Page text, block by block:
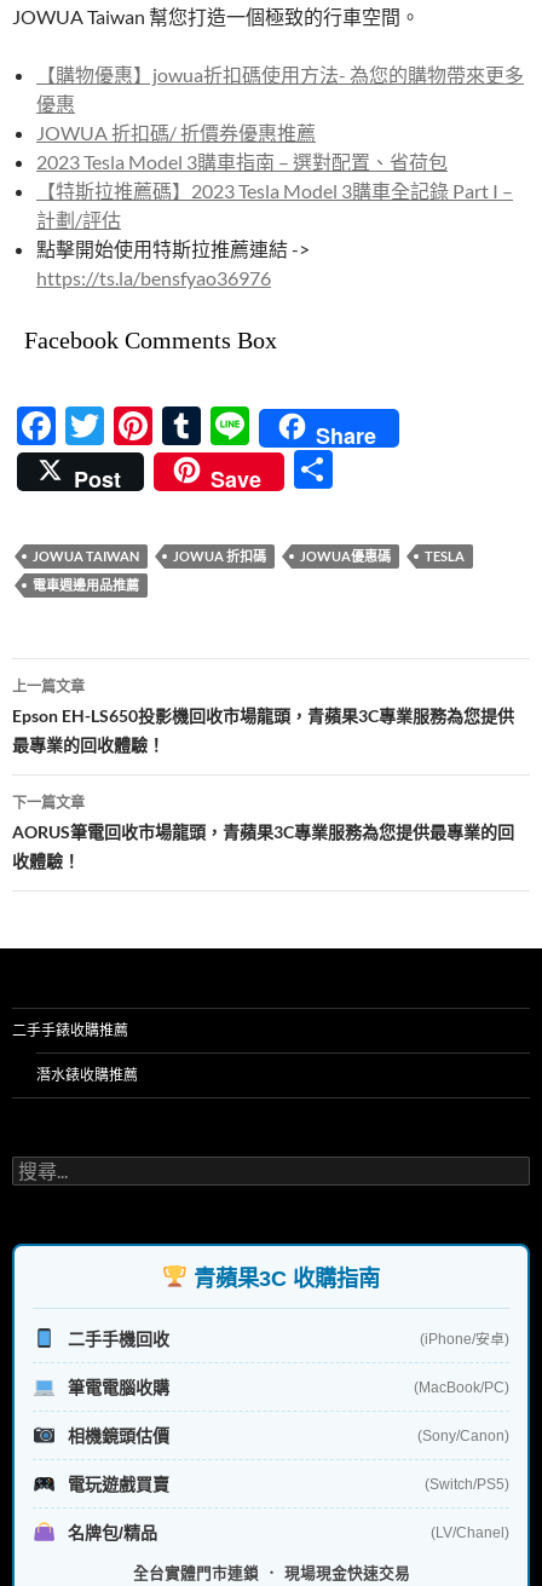
JOWUA Taiwan 幫您打造一個極致的行車空間。
【購物優惠】jowua折扣碼使用方法- 為您的購物帶來更多
優惠
JOWUA 折扣碼/ 折價券優惠推薦
2023 Tesla Model 3購車指南 – 選對配置、省荷包
【特斯拉推薦碼】2023 Tesla Model 3購車全記錄 Part I –
計劃/評估
點擊開始使用特斯拉推薦連結 ->
https://ts.la/bensfyao36976
Facebook Comments Box
F
ac
e
b
o
k
T
w
itt
er
Pi
nt
er
es
t
T
u
m
bl
r
Li
n
e
Share
Post
Save
JOWUA TAIWAN JOWUA 折扣碼 JOWUA優惠碼
TESLA
電車週邊用品推薦
文
章
導
覽
上一篇文章
Epson EH-LS650投影機回收市場龍頭，青蘋果3C專業服務為您提供
最專業的回收體驗！
下一篇文章
AORUS筆電回收市場龍頭，青蘋果3C專業服務為您提供最專業的回
收體驗！
二手手錶收購推薦
潛水錶收購推薦
搜
尋
字:
青蘋果3C 收購指南
二手手機回收 (iPhone/安卓)
筆電電腦收購 (MacBook/PC)
相機鏡頭估價 (Sony/Canon)
電玩遊戲買賣 (Switch/PS5)
名牌包/精品 (LV/Chanel)
全台實體門市連鎖 ． 現場現金快速交易